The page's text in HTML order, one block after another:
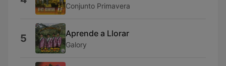
Conjunto Primavera
5 Aprende a Llorar
Galory